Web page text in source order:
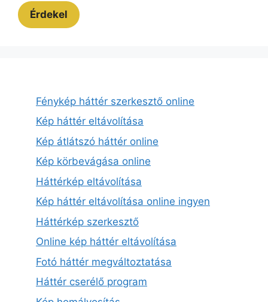
Érdekel
Fénykép háttér szerkesztő online
Kép háttér eltávolítása
Kép átlátszó háttér online
Kép körbevágása online
Háttérkép eltávolítása
Kép háttér eltávolítása online ingyen
Háttérkép szerkesztő
Online kép háttér eltávolítása
Fotó háttér megváltoztatása
Háttér cserélő program